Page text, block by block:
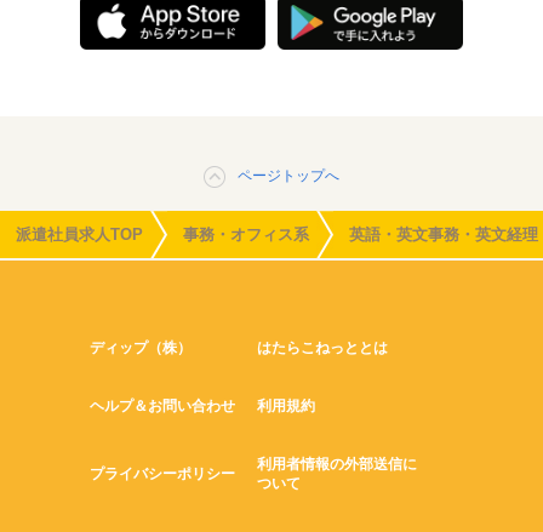
ページトップへ
派遣社員求人TOP 事務・オフィス系 英語・英文事務・英文経理
ディップ（株） はたらこねっととは
ヘルプ＆お問い合わせ 利用規約
プライバシーポリシー
利用者情報の外部送信に
ついて